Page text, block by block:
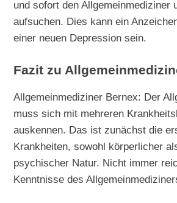
und sofort den Allgemeinmediziner
aufsuchen. Dies kann ein
einer neuen Depression sein.
Fazit zu
Allgemeinmediziner Bernex: Der
muss sich mit mehreren
auskennen. Das ist zunächst die
Krankheiten, sowohl körperlicher
psychischer Natur. Nicht immer
Kenntnisse des